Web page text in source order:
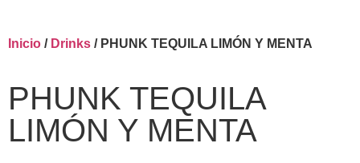
Inicio / Drinks / PHUNK TEQUILA LIMÓN Y MENTA
PHUNK TEQUILA
LIMÓN Y MENTA